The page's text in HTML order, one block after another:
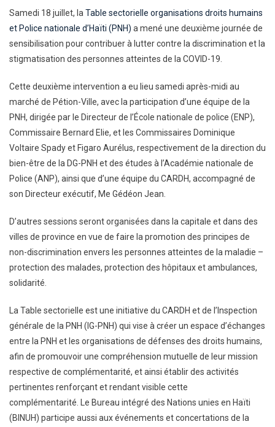
Samedi 18 juillet, la Table sectorielle organisations droits humains
et Police nationale d’Haïti (PNH) a mené une deuxième journée de
sensibilisation pour contribuer à lutter contre la discrimination et la
stigmatisation des personnes atteintes de la COVID-19.
Cette deuxième intervention a eu lieu samedi après-midi au
marché de Pétion-Ville, avec la participation d’une équipe de la
PNH, dirigée par le Directeur de l’École nationale de police (ENP),
Commissaire Bernard Elie, et les Commissaires Dominique
Voltaire Spady et Figaro Aurélus, respectivement de la direction du
bien-être de la DG-PNH et des études à l’Académie nationale de
Police (ANP), ainsi que d’une équipe du CARDH, accompagné de
son Directeur exécutif, Me Gédéon Jean.
D’autres sessions seront organisées dans la capitale et dans des
villes de province en vue de faire la promotion des principes de
non-discrimination envers les personnes atteintes de la maladie –
protection des malades, protection des hôpitaux et ambulances,
solidarité.
La Table sectorielle est une initiative du CARDH et de l’Inspection
générale de la PNH (IG-PNH) qui vise à créer un espace d’échanges
entre la PNH et les organisations de défenses des droits humains,
afin de promouvoir une compréhension mutuelle de leur mission
respective de complémentarité, et ainsi établir des activités
pertinentes renforçant et rendant visible cette
complémentarité. Le Bureau intégré des Nations unies en Haïti
(BINUH) participe aussi aux événements et concertations de la